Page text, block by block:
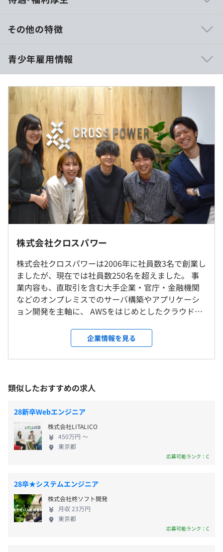
【アプリケーション開発】
■メーカ向けBIシステム構築/BIダッシュボード構築
KPI、コストを管理するデータレイク、BIダッシュボード
をAWS上に構築
■地方自治体向けAI自動ビジネスマッチングサイト
地方自治体向けに、需要と供給を補完しあうビジネスマッ
チシステムをPHP、AWSで構築
■医療機関向けシステム構築
AWS Amplifyを利用したフルサーバレス構成で構築
■コールセンター評価システム（官庁向け）
コールセンターのオペレーター評価を行う評価システムを
AccessからWeb化（Java）
児童出版会社が提供する児童向けWeb辞典をオンプレミ
スからAWS上へ移行（PHP）
【インフラ構築】
■製造業向けインフラ構築
■官庁向けインフラ構築
LinuxServer、WindowsServer、VMware、JP1、AWSを
■飲食業向けインフラ保守
LinuxServer、VMware、Cisco、Zabbixなどを用いた運用
保守
【AWS・インフラ系】
PostgreSQLからAmazon Auroraへの移行に伴い一部サー
バレス化
■電力企業向けデータ解析基盤の設計構築
AWSのLinuxServer上に、データ解析システムの構築を行
完全在宅ワークをおこなっているメンバーも部署にいま
す。ただし、プロジェクトの進行度合により、出社してコ
ミュニケーションを取りながら業務にあたっていただく場
就業場所の変更範囲
＜雇入時＞
東京本社、および自宅
＜変更範囲＞
会社の定める場所（テレワークを行う場所を含む）
受動喫煙防止措置に関する事項
・対策内容：敷地内禁煙（喫煙場所あり）／屋内禁煙／屋
JR秋葉原駅 中央改札口より1分
都営新宿線岩本町駅 Ａ3出口地上から徒歩２分
日比谷線秋葉原駅 5番出口地上から徒歩1分
■賃金の決定方法：当社規定により決定いたします
■月給：271,250円
・基本給：約180,000円
・固定残業代：12時間分含む（超過分は別途支給）
・その他定額手当：68,000円（職務技能給）
（※ 想定年収 は年収提示額を保証するものではありません）
10：00～19：00
※プロジェクトにより変動することがあります。
休憩時間：13：00～14：00（60分）※プロジェクトによ
り変動する場合があります。
平均残業時間：平均12時間／月
・完全週休2日制
・有給休暇（入社日6日付与、入社半年経過後12日付与。
その後は入社半年経過日を起点として在籍年数に応じて有
給を付与します。最大20日）
・通勤手当
・家族手当
・資格手当（例：基本情報5,000円／月など約45種類）
・慶弔見舞金
・リモートワーク手当
・サークル活動手当
など
その他の特徴
青少年雇用情報
過去３年間の新卒採用者数の男女別人数
前年度 男性6人 女性1人
2年度前 男性11人 女性0人
3年度前 男性8人 女性2人
研修の有無及び内容
入社数か月間前より長期インターン（有給）もしくはカリ
キュラム学習を実施します。
長期インターンではテクニカルスキルを中心とした研修な
どを行います。
ご入社後も新入社員研修をご用意しており、テクニカルス
キル以外にもビジネスマナーやコミュニケーション研修を
実施します。
実務を通じて業務に必要な知識や一連の流れを身に付けて
いただけます。
研修後は、まずはOJTのスタイルで実務に入っていきま
安心してキャリアアップしていける環境です。
IT資格等を取得する為の支援を多数用意しています。
IT書籍購入支援、IT資格受験費支援。
メンター制度の有無
あり
前年度の月平均所定外労働時間の実績
12.0時間
株式会社クロスパワー
株式会社クロスパワーは2006年に社員数3名で創業し
ましたが、現在では社員数250名を超えました。 事
業内容も、直取引を含む大手企業・官庁・金融機関
などのオンプレミスでのサーバ構築やアプリケーシ
ョン開発を主軸に、 AWSをはじめとしたクラウド環
と成長し、AWS／インフラとアプリケーション開発
をワンストップで対応する案件も多いです。 大小さ
まざまな案件、幅広い工程、多様な技術に対応でき
ニアとしての技術を幅広く習熟できる点も当社の魅
力。ITスクールを運営しており、 未経験者が安心し
てIT業界に飛び込める体制をつくり上げています。
社会に価値あるシステムを提供するため多彩な事業
を展開していく、というのが創業当時からの変わら
ぬ想いです。一緒にお客様のニーズを満たす、システ
ム／クラウドアーキテクチャをともにつくりましょ
迎) ■育休・産休・時短労働(男性の育休休暇取得実績
あり) ■保養施設の利用 ■運動施設の利用 ■有給取
得率80% ■年間休日数125日 ■月間平均残業12時間
■リモートワーク率全社70%（フルリモート・出社
と在宅のハイブリッド勤務含む） ■手当対象資格
企業情報を見る
類似したおすすめの求人
28新卒Webエンジニア
株式会社LITALICO
450万円 〜
東京都
応募可能ランク：C
28卒★システムエンジニア
株式会社柊ソフト開発
月収 23万円
東京都
応募可能ランク：C